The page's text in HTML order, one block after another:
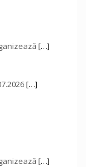
[…]
[…]
[…]